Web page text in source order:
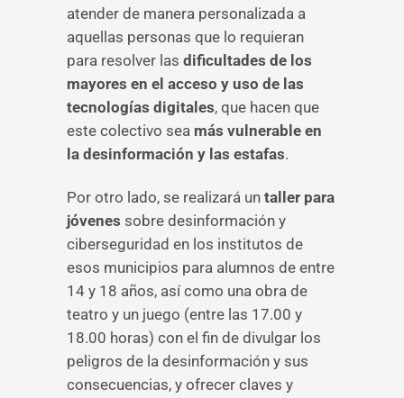
atender de manera personalizada a
aquellas personas que lo requieran
para resolver las dificultades de los
mayores en el acceso y uso de las
tecnologías digitales, que hacen que
este colectivo sea más vulnerable en
la desinformación y las estafas.
Por otro lado, se realizará un taller para
jóvenes sobre desinformación y
ciberseguridad en los institutos de
esos municipios para alumnos de entre
14 y 18 años, así como una obra de
teatro y un juego (entre las 17.00 y
18.00 horas) con el fin de divulgar los
peligros de la desinformación y sus
consecuencias, y ofrecer claves y